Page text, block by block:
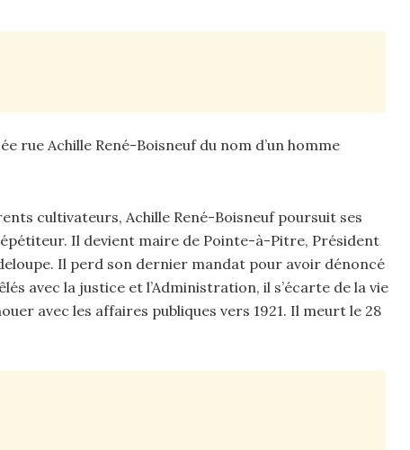
rue Achille René-Boisneuf du nom d’un homme
cultivateurs, Achille René-Boisneuf poursuit ses
Il devient maire de Pointe-à-Pitre, Président
Il perd son dernier mandat pour avoir dénoncé
avec la justice et l’Administration, il s’écarte de la vie
avec les affaires publiques vers 1921. Il meurt le 28